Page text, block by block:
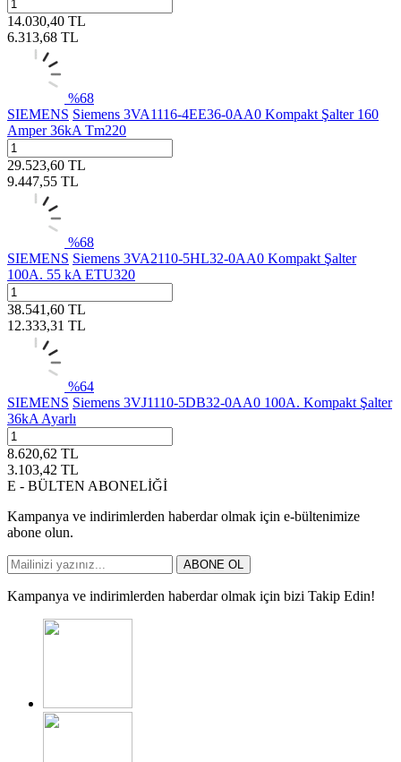
14.030,40 TL
6.313,68 TL
%68
SIEMENS Siemens 3VA1116-4EE36-0AA0 Kompakt Şalter 160
Amper 36kA Tm220
29.523,60 TL
9.447,55 TL
%68
SIEMENS Siemens 3VA2110-5HL32-0AA0 Kompakt Şalter
100A. 55 kA ETU320
38.541,60 TL
12.333,31 TL
%64
SIEMENS Siemens 3VJ1110-5DB32-0AA0 100A. Kompakt Şalter
36kA Ayarlı
8.620,62 TL
3.103,42 TL
E - BÜLTEN ABONELİĞİ
Kampanya ve indirimlerden haberdar olmak için e-bültenimize
abone olun.
ABONE OL
Kampanya ve indirimlerden haberdar olmak için bizi Takip Edin!